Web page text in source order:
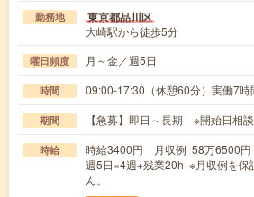
勤務地 東京都品川区
大崎駅から徒歩5分
曜日頻度 月～金／週5日
時間 09:00-17:30（休憩60分）実働7時
期間 【急募】即日～長期 ※開始日相
時給
時給3400円 月収例 58万6500円
週5日×4週+残業20h ※月収例を保
ん。